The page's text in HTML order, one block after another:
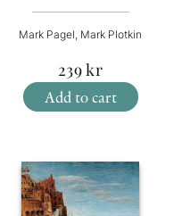
Mark Pagel, Mark Plotkin
239kr
Add to cart